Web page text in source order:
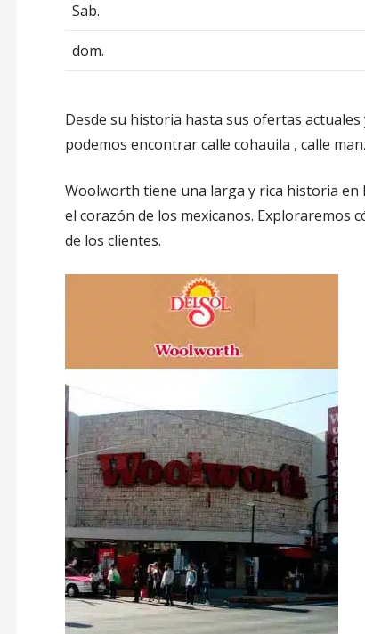
Sab.
dom.
Desde su historia hasta sus ofertas
podemos encontrar calle cohauila , calle
Woolworth tiene una larga y rica historia en
el corazón de los mexicanos. Exploraremos
de los clientes.